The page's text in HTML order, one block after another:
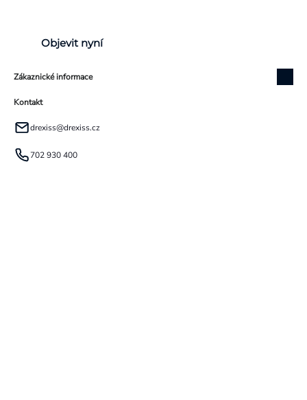
Objevit nyní
Zákaznické informace
Kontakt
drexiss@drexiss.cz
702 930 400